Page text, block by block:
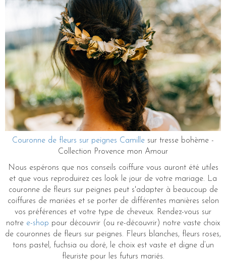
Couronne de fleurs sur peignes Camille sur tresse bohème -
Collection Provence mon Amour
Nous espérons que nos conseils coiffure vous auront été utiles
et que vous reproduirez ces look le jour de votre mariage. La
couronne de fleurs sur peignes peut s'adapter à beaucoup de
coiffures de mariées et se porter de différentes manières selon
vos préférences et votre type de cheveux. Rendez-vous sur
notre e-shop pour découvrir (ou re-découvrir) notre vaste choix
de couronnes de fleurs sur peignes. Fleurs blanches, fleurs roses,
tons pastel, fuchsia ou doré, le choix est vaste et digne d’un
fleuriste pour les futurs mariés.